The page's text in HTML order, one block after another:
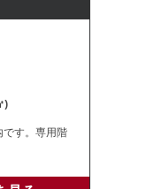
)
す。専用階